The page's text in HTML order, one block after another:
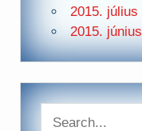
2015. július
2015. június